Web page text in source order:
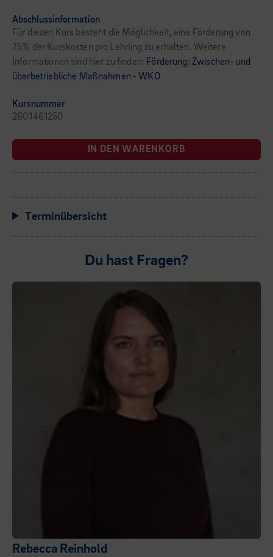
Abschlussinformation
Für diesen Kurs besteht die Möglichkeit, eine Förderung von
75% der Kurskosten pro Lehrling zu erhalten. Weitere
Informationen sind hier zu finden: Förderung: Zwischen- und
überbetriebliche Maßnahmen - WKO
Kursnummer
2601461250
IN DEN WARENKORB
Terminübersicht
Du hast Fragen?
Rebecca Reinhold